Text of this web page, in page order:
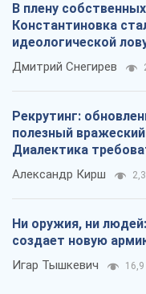
В плену
Константиновка
идеологической
российских
Дмитрий Снегирев
Рекрутинг:
полезный
Диалектика
Александр Кирш
Ни оружия, ни
создает новую
Игар Тышкевич 16,9